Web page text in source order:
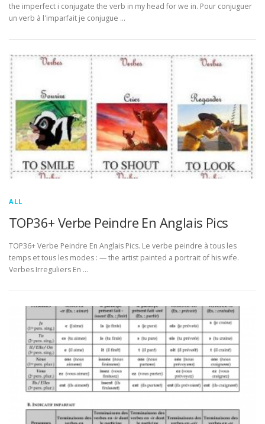
the imperfect i conjugate the verb in my head for we in. Pour conjuguer
un verb à l'imparfait je conjugue …
ALL
TOP36+ Verbe Peindre En Anglais Pics
TOP36+ Verbe Peindre En Anglais Pics. Le verbe peindre à tous les
temps et tous les modes : — the artist painted a portrait of his wife.
Verbes Irreguliers En …